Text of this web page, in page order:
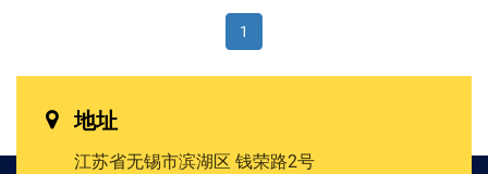
1
地址
江苏省无锡市滨湖区 钱荣路2号